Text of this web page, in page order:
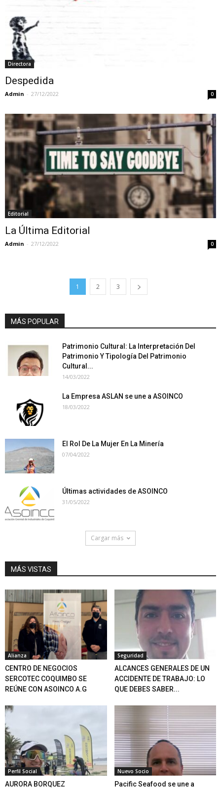
Directora
Despedida
Admin - 27/12/2022 0
Editorial
La Última Editorial
Admin - 27/12/2022 0
1 2 3
MÁS POPULAR
Patrimonio Cultural: La Interpretación Del
Patrimonio Y Tipología Del Patrimonio
Cultural...
14/03/2022
La Empresa ASLAN se une a ASOINCO
18/03/2022
El Rol De La Mujer En La Minería
07/04/2022
Últimas actividades de ASOINCO
31/05/2022
Cargar más
MÁS VISTAS
Alianza
CENTRO DE NEGOCIOS
SERCOTEC COQUIMBO SE
REÚNE CON ASOINCO A.G
Seguridad
ALCANCES GENERALES DE UN
ACCIDENTE DE TRABAJO: LO
QUE DEBES SABER...
Perfil Social
AURORA BORQUEZ
Nuevo Socio
Pacific Seafood se une a